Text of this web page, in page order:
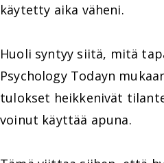
käytetty aika väheni.
Huoli syntyy siitä, mitä
Psychology Todayn
tulokset heikkenivät
voinut käyttää apuna.